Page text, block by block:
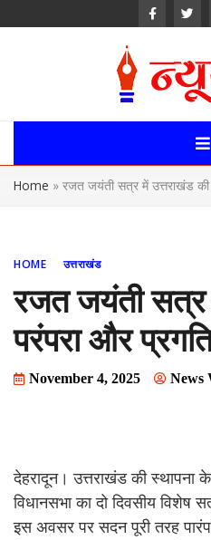
Delhi
Home » रजत जयंती सत्र में उत्तराखंड
HOME उत्तराखंड
रजत जयंती सत्र
परंपरा और
November 4, 2025 News
देहरादून। उत्तराखंड की स्थापना
विधानसभा का दो दिवसीय
इस अवसर पर सदन पूरी तरह